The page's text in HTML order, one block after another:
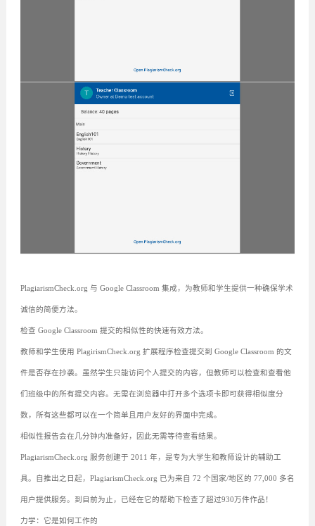
PlagiarismCheck.org 与 Google Classroom 集成，为教师和学生提供一种确保学术
诚信的简便方法。
检查 Google Classroom 提交的相似性的快速有效方法。
教师和学生使用 PlagirismCheck.org 扩展程序检查提交到 Google Classroom 的文
件是否存在抄袭。虽然学生只能访问个人提交的内容，但教师可以检查和查看他
们班级中的所有提交内容。无需在浏览器中打开多个选项卡即可获得相似度分
数，所有这些都可以在一个简单且用户友好的界面中完成。
相似性报告会在几分钟内准备好，因此无需等待查看结果。
PlagiarismCheck.org 服务创建于 2011 年，是专为大学生和教师设计的辅助工
具。自推出之日起，PlagiarismCheck.org 已为来自 72 个国家/地区的 77,000 多名
用户提供服务。到目前为止，已经在它的帮助下检查了超过930万件作品！
力学：它是如何工作的